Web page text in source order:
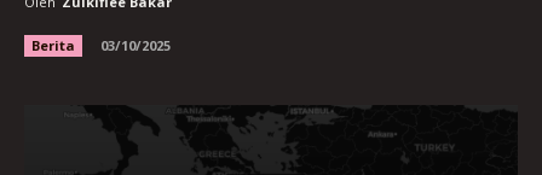
Berita 03/10/2025